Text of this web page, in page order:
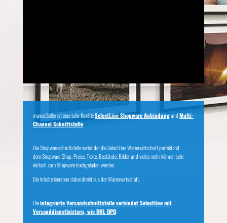
maniacSeller ist eine sehr flexibleSelectLine Shopware AnbindungundMulti-
Channel Schnittstelle.
Die Shopwareschnittstelle verbindet die SelectLine Warenwirtschaft perfekt mit
dem Shopware-Shop. Preise, Texte, Bestände, Bilder und vieles mehr können sehr
einfach zum Shopware hochgeladen werden.
Die Inhalte kommen dabei direkt aus der Warenwirtschaft.
Dieintegrierte Versandschnittstelle verbindet Selectline mit
Versanddienstleistern, wie DHL DPD.